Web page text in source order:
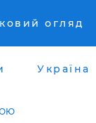
огляд
Україна